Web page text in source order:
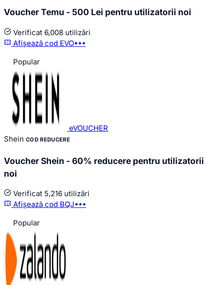
Voucher Temu - 500 Lei pentru utilizatorii noi
Verificat 6,008 utilizări
Afișează cod EVO•••
Popular
eVOUCHER
Shein COD REDUCERE
Voucher Shein - 60% reducere pentru utilizatorii
noi
Verificat 5,216 utilizări
Afișează cod BQJ•••
Popular